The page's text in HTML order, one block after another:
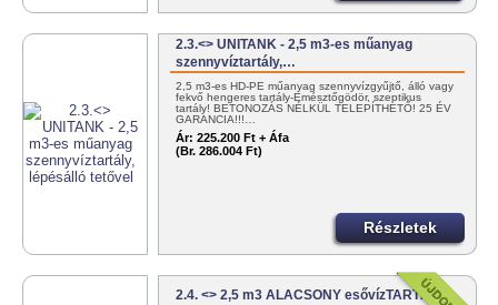
2.3.<> UNITANK - 2,5 m3-es műanyag
szennyvíztartály,…
2,5 m3-es HD-PE műanyag szennyvízgyűjtő, álló vagy
fekvő hengeres tartály-Emésztőgödör, szeptikus
tartály! BETONOZÁS NÉLKÜL TELEPÍTHETŐ! 25 ÉV
GARANCIA!!!…
Ár: 225.200 Ft + Áfa
(Br. 286.004 Ft)
Részletek
2.4. <> 2,5 m3 ALACSONY esővízTARTÁLY;